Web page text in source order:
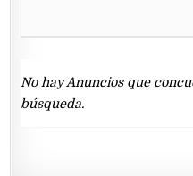
No hay Anuncios que
búsqueda.